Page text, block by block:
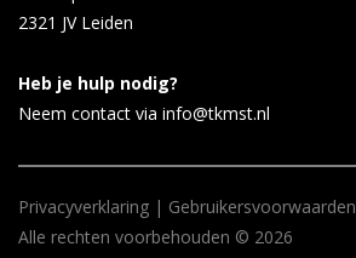
2321 JV Leiden
Heb je hulp nodig?
Neem contact via info@tkmst.nl
Privacyverklaring | Gebruikersvoorwaarden
Alle rechten voorbehouden © 2026